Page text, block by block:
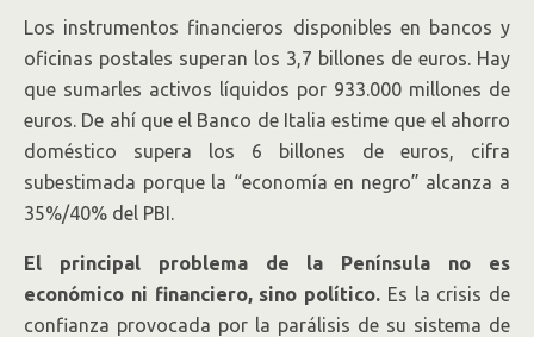
Los instrumentos financieros disponibles en bancos y
oficinas postales superan los 3,7 billones de euros. Hay
que sumarles activos líquidos por 933.000 millones de
euros. De ahí que el Banco de Italia estime que el ahorro
doméstico supera los 6 billones de euros, cifra
subestimada porque la “economía en negro” alcanza a
35%/40% del PBI.
El principal problema de la Península no es
económico ni financiero, sino político. Es la crisis de
confianza provocada por la parálisis de su sistema de